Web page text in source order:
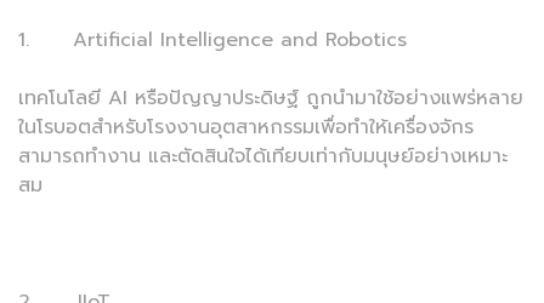
1. Artificial Intelligence and Robotics
เทคโนโลยี AI หรือปัญญาประดิษฐ์ ถูกนำมาใช้อย่างแพร่หลาย
ในโรบอตสำหรับโรงงานอุตสาหกรรมเพื่อทำให้เครื่องจักร
สามารถทำงาน และตัดสินใจได้เทียบเท่ากับมนุษย์อย่างเหมาะ
สม